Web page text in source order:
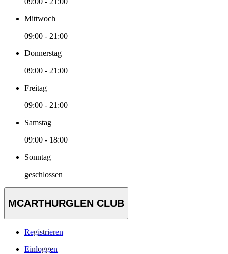
Mittwoch
09:00 - 21:00
Donnerstag
09:00 - 21:00
Freitag
09:00 - 21:00
Samstag
09:00 - 18:00
Sonntag
geschlossen
MCARTHURGLEN CLUB
Registrieren
Einloggen